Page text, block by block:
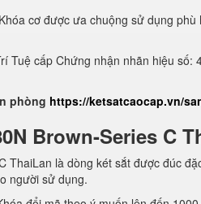
cơ được ưa chuộng sử dụng
Tuệ cấp Chứng nhận nhãn hiệu số:
phòng https://ketsatcaocap.vn/
Brown-Series C
ThaiLan là dòng két sắt được đúc
người sử dụng.